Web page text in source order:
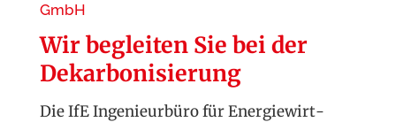
GmbH
Wir begleiten Sie bei der
Dekar­bo­ni­sie­rung
Die IfE Ingenieurbüro für Energie­wirt­